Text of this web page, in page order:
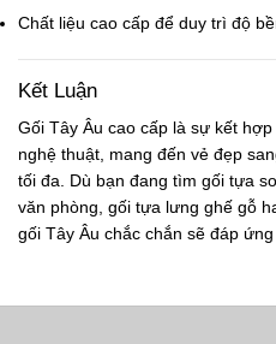
Chất liệu cao cấp để duy trì độ
Kết Luận
Gối Tây Âu cao cấp là sự kết
nghệ thuật, mang đến vẻ đẹp
tối đa. Dù bạn đang tìm gối tựa
văn phòng, gối tựa lưng ghế gỗ
gối Tây Âu chắc chắn sẽ đáp